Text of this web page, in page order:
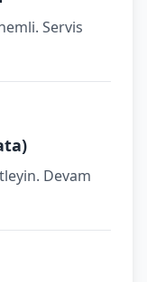
Servis
Devam